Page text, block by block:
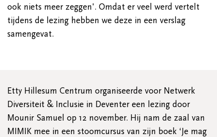
ook niets meer zeggen'. Omdat er veel werd vertelt
tijdens de lezing hebben we deze in een verslag
samengevat.
Etty Hillesum Centrum organiseerde voor Netwerk
Diversiteit & Inclusie in Deventer een lezing door
Mounir Samuel op 12 november. Hij nam de zaal van
MIMIK mee in een stoomcursus van zijn boek ‘Je mag